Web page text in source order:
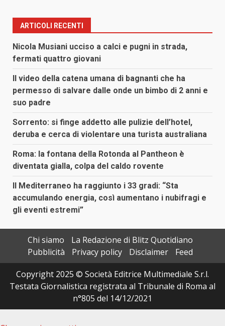
ARTICOLI RECENTI
Nicola Musiani ucciso a calci e pugni in strada,
fermati quattro giovani
Il video della catena umana di bagnanti che ha
permesso di salvare dalle onde un bimbo di 2 anni e
suo padre
Sorrento: si finge addetto alle pulizie dell’hotel,
deruba e cerca di violentare una turista australiana
Roma: la fontana della Rotonda al Pantheon è
diventata gialla, colpa del caldo rovente
Il Mediterraneo ha raggiunto i 33 gradi: “Sta
accumulando energia, così aumentano i nubifragi e
gli eventi estremi”
Chi siamo
La Redazione di Blitz Quotidiano
Pubblicità
Privacy policy Disclaimer
Feed
Copyright 2025 © Società Editrice Multimediale S.r.l.
Testata Giornalistica registrata al Tribunale di Roma al
n°805 del 14/12/2021